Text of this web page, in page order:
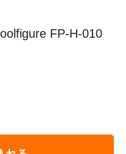
FP-H-010